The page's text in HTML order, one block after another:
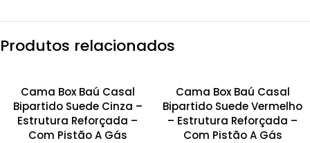
Produtos relacionados
Cama Box Baú Casal
Bipartido Suede Cinza –
Estrutura Reforçada –
Com Pistão A Gás
Cama Box Baú Casal
Bipartido Suede Vermelho
– Estrutura Reforçada –
Com Pistão A Gás